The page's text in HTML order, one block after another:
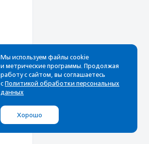
Мы используем файлы cookie
и метрические программы. Продолжая
работу с сайтом, вы соглашаетесь
с Политикой обработки персональных
данных
Хорошо